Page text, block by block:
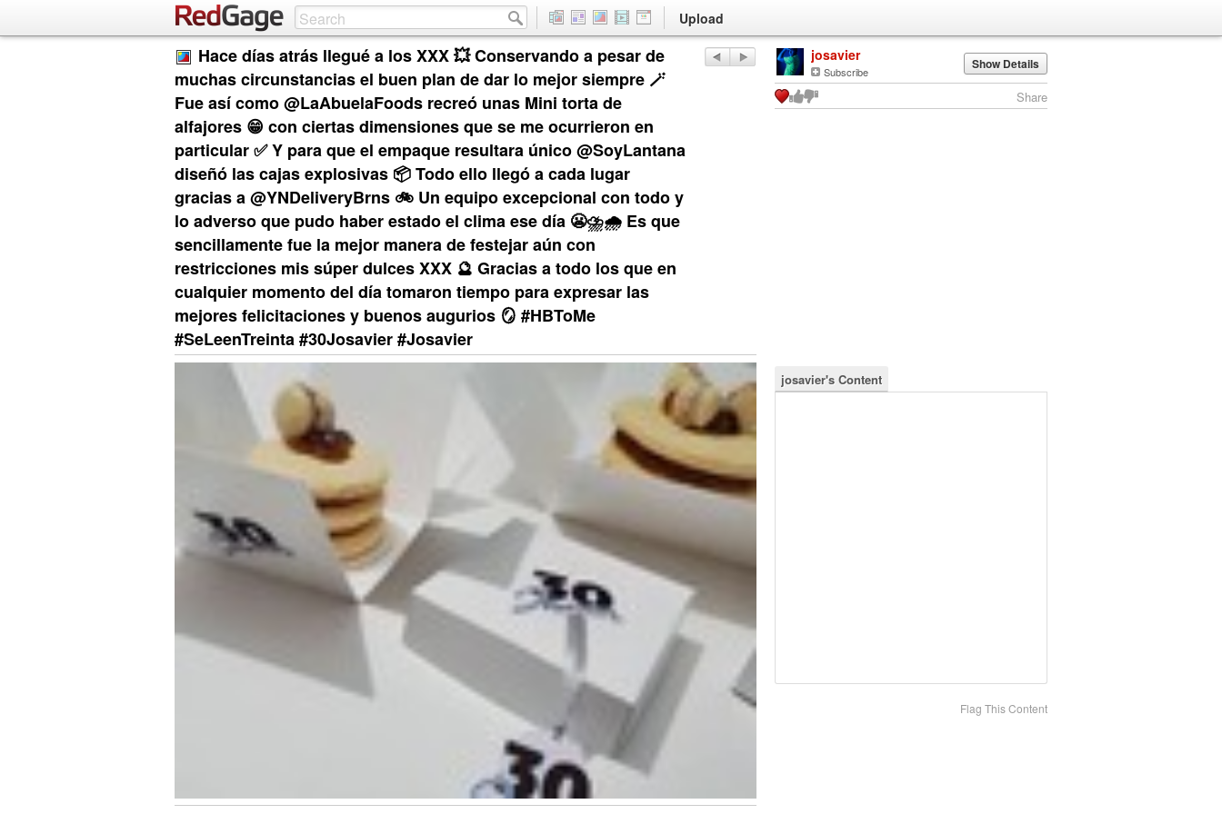
Upload
Hace días atrás llegué a los XXX 💥 Conservando a pesar de
muchas circunstancias el buen plan de dar lo mejor siempre 🪄
Fue así como @LaAbuelaFoods recreó unas Mini torta de
alfajores 😁 con ciertas dimensiones que se me ocurrieron en
particular ✅ Y para que el empaque resultara único @SoyLantana
diseñó las cajas explosivas 📦 Todo ello llegó a cada lugar
gracias a @YNDeliveryBrns 🚲 Un equipo excepcional con todo y
lo adverso que pudo haber estado el clima ese día 😬⛈️🌧️ Es que
sencillamente fue la mejor manera de festejar aún con
restricciones mis súper dulces XXX 🔮 Gracias a todo los que en
cualquier momento del día tomaron tiempo para expresar las
mejores felicitaciones y buenos augurios 🪞 #HBToMe
#SeLeenTreinta #30Josavier #Josavier
josavier
Subscribe Show Details
Share
josavier's Content
Flag This Content